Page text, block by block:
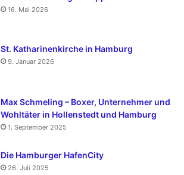
16. Mai 2026
St. Katharinenkirche in Hamburg
9. Januar 2026
Max Schmeling – Boxer, Unternehmer und
Wohltäter in Hollenstedt und Hamburg
1. September 2025
Die Hamburger HafenCity
26. Juli 2025